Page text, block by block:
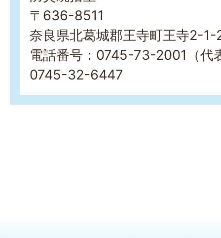
〒636-8511
奈良県北葛城郡王寺町王寺2-
電話番号：0745-73-2001（代
0745-32-6447